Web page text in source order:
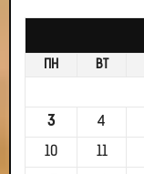
ПН ВТ
3 4
10 11